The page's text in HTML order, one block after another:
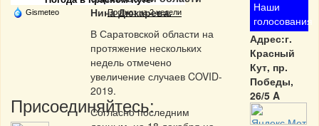
Gismeteo Прогноз на 2 недели
Присоединяйтесь:
Нина Дюкарева.
В Саратовской области на
протяжение нескольких
недель отмечено
увеличение случаев COVID-
2019.
Согласно последним
Наши
голосования
Адрес:г.
Красный
Кут, пр.
Победы,
26/5 A